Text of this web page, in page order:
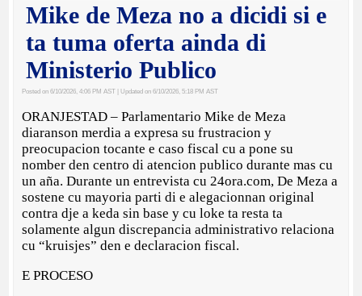
Mike de Meza no a dicidi si e
ta tuma oferta ainda di
Ministerio Publico
Posted on 6/10/2026, 4:06 PM AST | Updated on 6/10/2026, 5:18 PM AST
ORANJESTAD – Parlamentario Mike de Meza
diaranson merdia a expresa su frustracion y
preocupacion tocante e caso fiscal cu a pone su
nomber den centro di atencion publico durante mas cu
un aña. Durante un entrevista cu 24ora.com, De Meza a
sostene cu mayoria parti di e alegacionnan original
contra dje a keda sin base y cu loke ta resta ta
solamente algun discrepancia administrativo relaciona
cu “kruisjes” den e declaracion fiscal.
E PROCESO